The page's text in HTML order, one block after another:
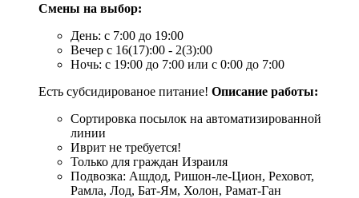
Смены на выбор:
День: с 7:00 до 19:00
Вечер с 16(17):00 - 2(3):00
Ночь: с 19:00 до 7:00 или с 0:00 до 7:00
Есть субсидированое питание! Описание работы:
Сортировка посылок на автоматизированной
линии
Иврит не требуется!
Только для граждан Израиля
Подвозка: Ашдод, Ришон-ле-Цион, Реховот,
Рамла, Лод, Бат-Ям, Холон, Рамат-Ган